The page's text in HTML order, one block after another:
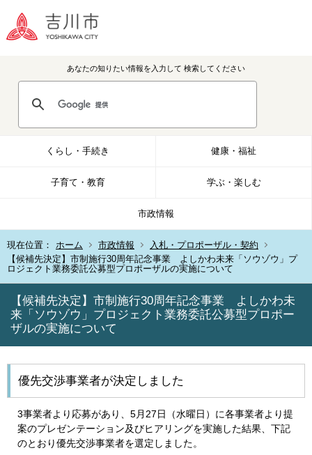
あなたの知りたい情報を入力して 検索してください
くらし・手続き 健康・福祉
子育て・教育 学ぶ・楽しむ
市政情報
現在位置： ホーム 市政情報
入札・プロポーザル・契約
【候補先決定】市制施行30周年記念事業 よしかわ未来「ソウゾウ」プ
ロジェクト業務委託公募型プロポーザルの実施について
【候補先決定】市制施行30周年記念事業 よしかわ未
来「ソウゾウ」プロジェクト業務委託公募型プロポー
ザルの実施について
優先交渉事業者が決定しました
3事業者より応募があり、5月27日（水曜日）に各事業者より提
案のプレゼンテーション及びヒアリングを実施した結果、下記
のとおり優先交渉事業者を選定しました。